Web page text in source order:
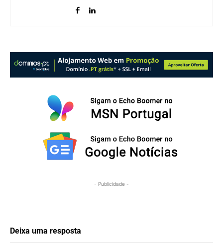
- Publicidade -
Deixa uma resposta